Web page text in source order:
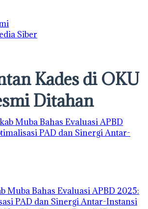
Siber
Kades di OKU
Ditahan
Muba Bahas Evaluasi APBD 2025:
PAD dan Sinergi Antar-Instansi